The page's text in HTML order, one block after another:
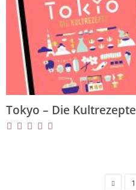
Tokyo – Die Kultrezepte
1